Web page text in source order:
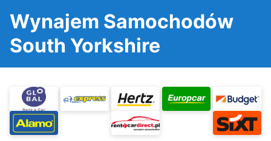
Wynajem Samochodów
South Yorkshire